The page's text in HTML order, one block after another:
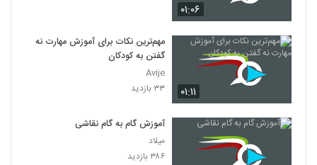
۰۱:۰۶
۰۱:۱۱
مهم‌ترین نکات برای آموزش مهارت نه
گفتن به کودکان
Avije
۳۳ بازدید
آموزش گام به گام نقاشی
میلاد
۳۸۶ بازدید